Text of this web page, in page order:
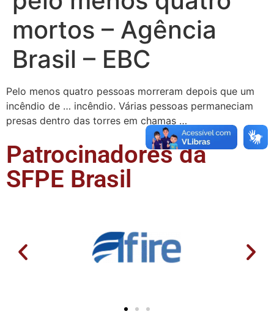
mortos – Agência
Brasil – EBC
Pelo menos quatro pessoas morreram depois que um
incêndio de … incêndio. Várias pessoas permaneciam
presas dentro das torres em chamas …
Patrocinadores da
SFPE Brasil